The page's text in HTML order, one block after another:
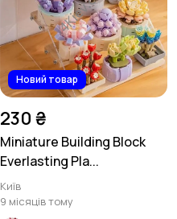
Новий товар
230 ₴
Miniature Building Block
Everlasting Pla...
Київ
9 місяців тому